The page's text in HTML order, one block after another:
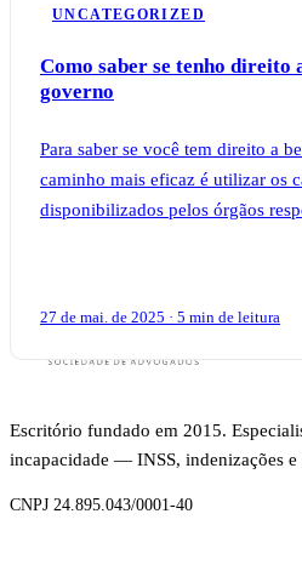
UNCATEGORIZED
Como saber se tenho direito
governo
Para saber se você tem direito a
caminho mais eficaz é utilizar os
disponibilizados pelos órgãos
27 de mai. de 2025 · 5 min de leitura
Escritório fundado em 2015.
incapacidade — INSS, indenizações e
CNPJ 24.895.043/0001-40